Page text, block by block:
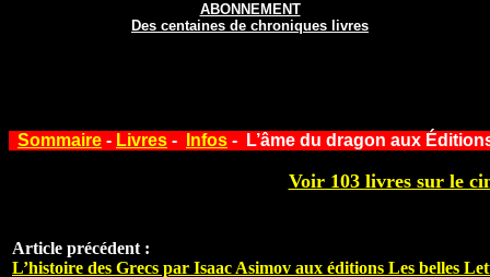
ABONNEMENT
Des centaines de chroniques livres
Sommaire - Livres - Infos - L’âme du dragon aux
Voir 103 livres sur le
Article précédent :
L’histoire des Grecs par Isaac Asimov aux éditions Les belles